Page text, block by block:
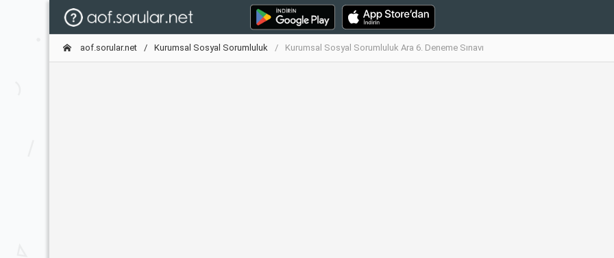
aof.sorular.net Kurumsal Sosyal Sorumluluk Kurumsal Sosyal Sorumluluk Ara 6. Deneme Sınavı